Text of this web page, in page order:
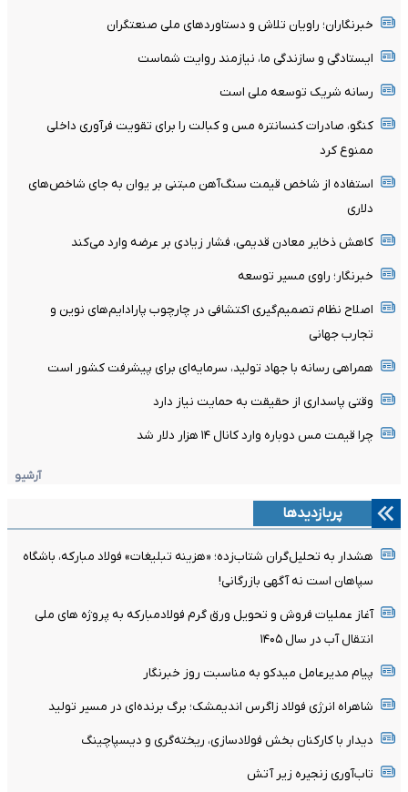
خبرنگاران؛ راویان تلاش و دستاوردهای ملی صنعتگران
ایستادگی و سازندگی ما، نیازمند روایت شماست
رسانه شریک توسعه ملی است
کنگو، صادرات کنسانتره مس و کبالت را برای تقویت فرآوری داخلی
ممنوع کرد
استفاده از شاخص قیمت سنگ‌آهن مبتنی بر یوان به جای شاخص‌های
دلاری
کاهش ذخایر معادن قدیمی، فشار زیادی بر عرضه وارد می‌کند
خبرنگار؛ راوی مسیر توسعه
اصلاح نظام تصمیم‌گیری اکتشافی در چارچوب پارادایم‌های نوین و
تجارب جهانی
همراهی رسانه با جهاد تولید، سرمایه‌ای برای پیشرفت کشور است
وقتی پاسداری از حقیقت به حمایت نیاز دارد
چرا قیمت مس دوباره وارد کانال ۱۴ هزار دلار شد
آرشیو
پربازدیدها
هشدار به تحلیل‌گران شتاب‌زده؛ «هزینه تبلیغات» فولاد مبارکه، باشگاه
سپاهان است نه آگهی بازرگانی!
آغاز عملیات فروش و تحویل ورق گرم فولادمبارکه به پروژه های ملی
انتقال آب در سال ۱۴۰۵
پیام مدیرعامل میدکو به مناسبت روز خبرنگار
شاهراه انرژی فولاد زاگرس اندیمشک؛ برگ برنده‌ای در مسیر تولید
دیدار با کارکنان بخش فولادسازی، ریخته‌گری و دیسپاچینگ
تاب‌آوری زنجیره زیر آتش